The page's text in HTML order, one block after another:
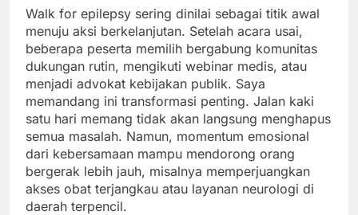
Walk for epilepsy sering dinilai sebagai titik awal
menuju aksi berkelanjutan. Setelah acara usai,
beberapa peserta memilih bergabung komunitas
dukungan rutin, mengikuti webinar medis, atau
menjadi advokat kebijakan publik. Saya
memandang ini transformasi penting. Jalan kaki
satu hari memang tidak akan langsung menghapus
semua masalah. Namun, momentum emosional
dari kebersamaan mampu mendorong orang
bergerak lebih jauh, misalnya memperjuangkan
akses obat terjangkau atau layanan neurologi di
daerah terpencil.